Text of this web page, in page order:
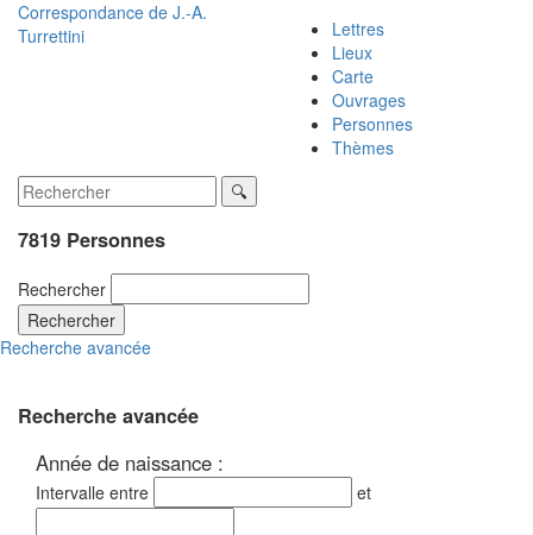
Correspondance de J.-A.
Turrettini
Lettres
Lieux
Carte
Ouvrages
Personnes
Thèmes
7819 Personnes
Rechercher
Rechercher
Recherche avancée
Recherche avancée
Année de naissance :
Intervalle entre et